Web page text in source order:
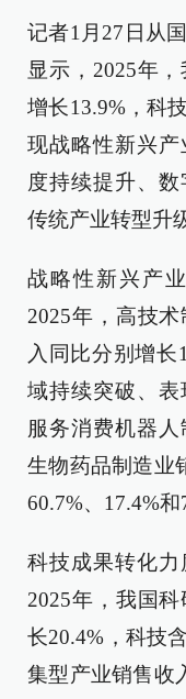
记者1月27日从
显示，2025年
增长13.9%，科
现战略性新兴
度持续提升、数
传统产业转型升
战略性新兴产
2025年，高技
入同比分别增长
域持续突破、表
服务消费机器
生物药品制造业
60.7%、17.4%和
科技成果转化力
2025年，我国
长20.4%，科技
集型产业销售收